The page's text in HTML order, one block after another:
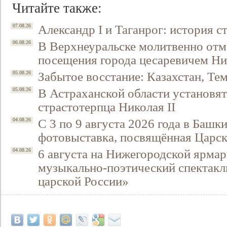
Читайте также:
07.08.26 Александр I и Таганрог: история
06.08.26
В Верхнеуральске молитвенно
посещения города цесаревичем
05.08.26 Забытое восстание: Казахстан,
05.08.26
В Астраханской области
страстотерпца Николая II
04.08.26
С 3 по 9 августа 2026 года в
фотовыставка, посвящённая
04.08.26
6 августа на Нижегородской
музыкально-поэтический
царской России»